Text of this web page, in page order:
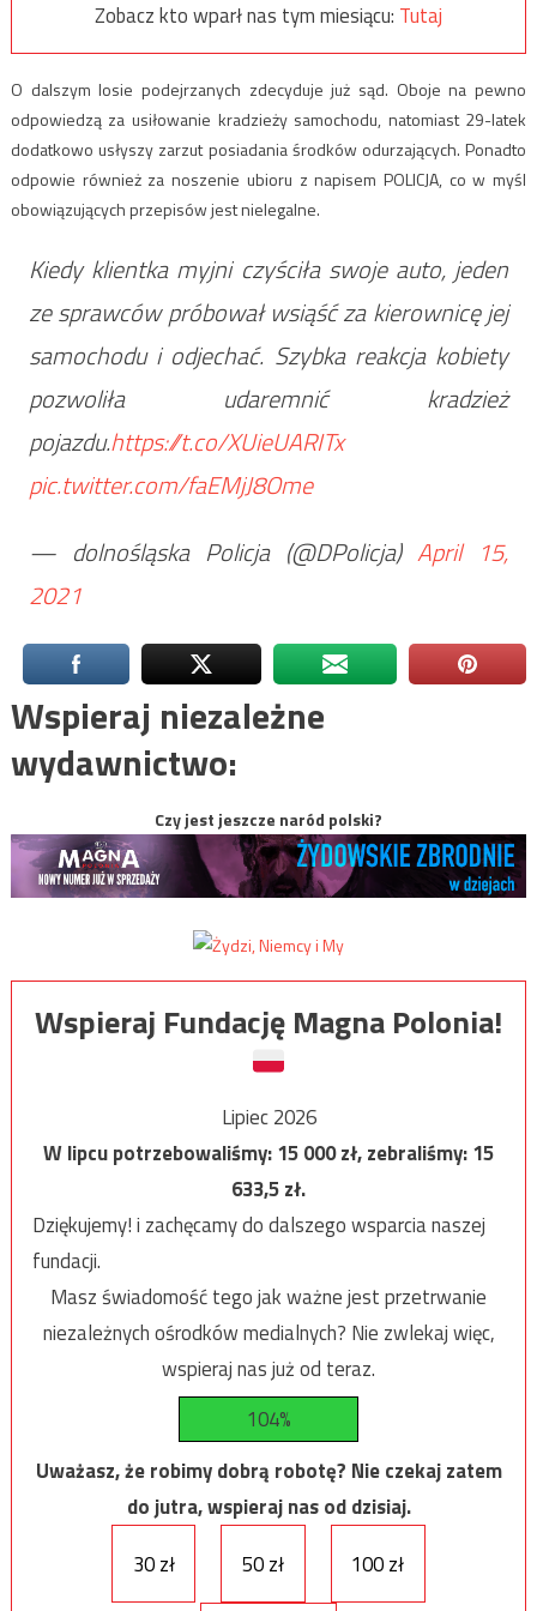
Zobacz kto wparł nas tym miesiącu: Tutaj
O dalszym losie podejrzanych zdecyduje już sąd. Oboje na pewno
odpowiedzą za usiłowanie kradzieży samochodu, natomiast 29-latek
dodatkowo usłyszy zarzut posiadania środków odurzających. Ponadto
odpowie również za noszenie ubioru z napisem POLICJA, co w myśl
obowiązujących przepisów jest nielegalne.
Kiedy klientka myjni czyściła swoje auto, jeden
ze sprawców próbował wsiąść za kierownicę jej
samochodu i odjechać. Szybka reakcja kobiety
pozwoliła udaremnić kradzież
pojazdu.https://t.co/XUieUARITx
pic.twitter.com/faEMjJ8Ome
— dolnośląska Policja (@DPolicja)April 15,
2021
Wspieraj niezależne
wydawnictwo:
Czy jest jeszcze naród polski?
Wspieraj Fundację Magna Polonia!
Lipiec 2026
W lipcu potrzebowaliśmy:15 000zł, zebraliśmy:15
633,5zł.
Dziękujemy! i zachęcamy do dalszego wsparcia naszej
fundacji.
Masz świadomość tego jak ważne jest przetrwanie
niezależnych ośrodków medialnych? Nie zwlekaj więc,
wspieraj nas już od teraz.
104%
Uważasz, że robimy dobrą robotę? Nie czekaj zatem
do jutra, wspieraj nas od dzisiaj.
30 zł
50 zł 100 zł